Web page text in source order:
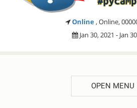
Online , Online,
Jan 30, 2021 - Jan
OPEN MENU